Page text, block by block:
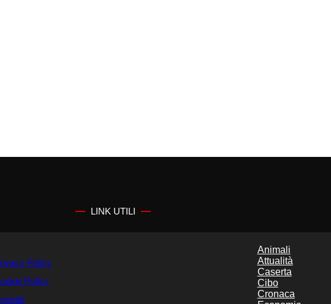
LINK UTILI
Policy
Policy
Animali
Attualità
Caserta
Cibo
Cronaca